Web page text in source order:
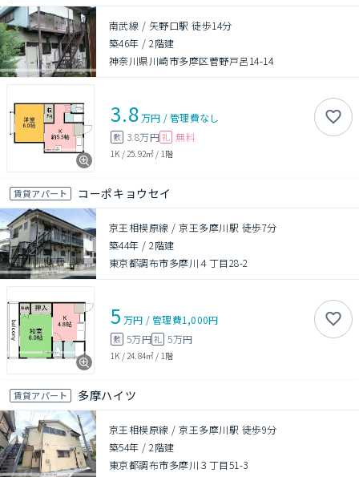
南武線 / 矢野口駅 徒歩14分
築46年 /2階建
神奈川県川崎市多摩区菅野戸呂14-14
3.8万円 /管理費なし
敷 3.8万円 礼 無料
1K / 25.92㎡ / 1階
賃貸アパート コーポキョウセイ
京王相模原線 / 京王多摩川駅 徒歩7分
築44年 /2階建
東京都調布市多摩川４丁目28-2
5 万円 /管理費1,000円
敷 5万円礼 5万円
1K / 24.84㎡ / 1階
賃貸アパート 多摩ハイツ
京王相模原線 / 京王多摩川駅 徒歩9分
築54年 /2階建
東京都調布市多摩川３丁目51-3